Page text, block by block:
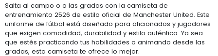
Salta al campo o a las gradas con la camiseta de
entrenamiento 2526 de estilo oficial de Manchester United. Este
uniforme de fútbol está diseñado para aficionados y jugadores
que exigen comodidad, durabilidad y estilo auténtico. Ya sea
que estés practicando tus habilidades o animando desde las
gradas, esta camiseta te ofrece lo mejor.